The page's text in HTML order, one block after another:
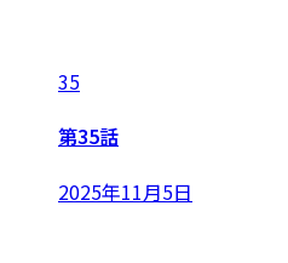
35
第35話
2025年11月5日